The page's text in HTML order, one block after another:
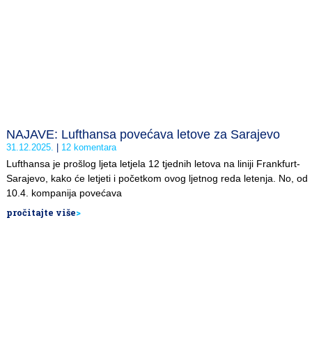
NAJAVE: Lufthansa povećava letove za Sarajevo
31.12.2025. 12 komentara
Lufthansa je prošlog ljeta letjela 12 tjednih letova na liniji Frankfurt-
Sarajevo, kako će letjeti i početkom ovog ljetnog reda letenja. No, od
10.4. kompanija povećava
pročitajte više>